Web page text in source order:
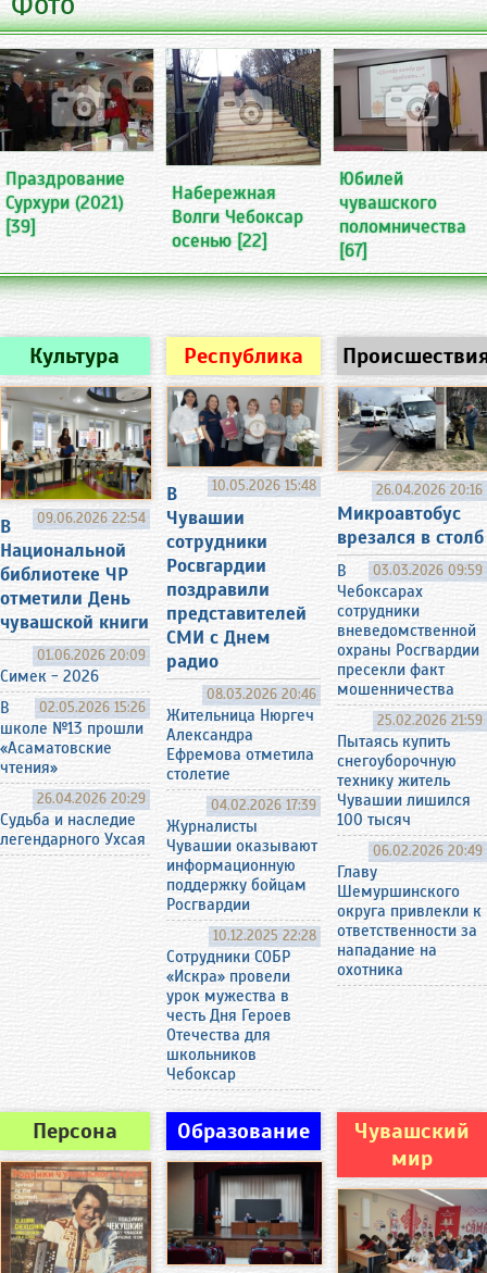
Праздрование
Сурхури (2021)
[39]
Набережная
Волги Чебоксар
осенью[22]
Юбилей
чувашского
поломничества
[67]
Культура
09.06.2026 22:54
В
Национальной
библиотеке ЧР
отметили День
чувашской книги
01.06.2026 20:09
Симек - 2026
02.05.2026 15:26
В
школе №13 прошли
«Асаматовские
чтения»
26.04.2026 20:29
Судьба и наследие
легендарного Ухсая
Республика
10.05.2026 15:48
В
Чувашии
сотрудники
Росвгардии
поздравили
представителей
СМИ с Днем
радио
08.03.2026 20:46
Жительница Нюргеч
Александра
Ефремова отметила
столетие
04.02.2026 17:39
Журналисты
Чувашии оказывают
информационную
поддержку бойцам
Росгвардии
10.12.2025 22:28
Сотрудники СОБР
«Искра» провели
урок мужества в
честь Дня Героев
Отечества для
школьников
Чебоксар
26.04.2026 20:16
Микроавтобус
врезался в столб
03.03.2026 09:59
В
Чебоксарах
сотрудники
вневедомственной
охраны Росгвардии
пресекли факт
мошенничества
25.02.2026 21:59
Пытаясь купить
снегоуборочную
технику житель
Чувашии лишился
100 тысяч
06.02.2026 20:49
Главу
Шемуршинского
округа привлекли к
ответственности за
нападание на
охотника
Персона Образование
Чувашский
мир